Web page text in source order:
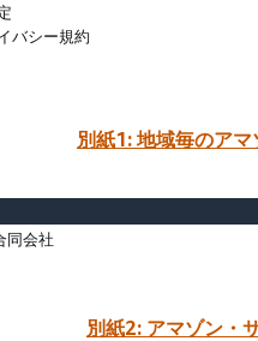
バシー規約
別紙1: 地域毎のア
同会社
別紙2: アマゾン・